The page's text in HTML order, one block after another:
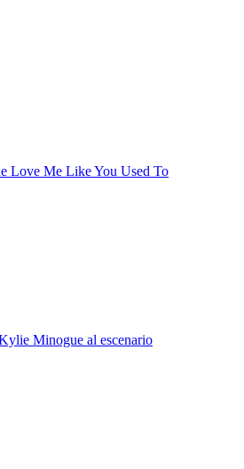
Love Me Like You Used To
Minogue al escenario